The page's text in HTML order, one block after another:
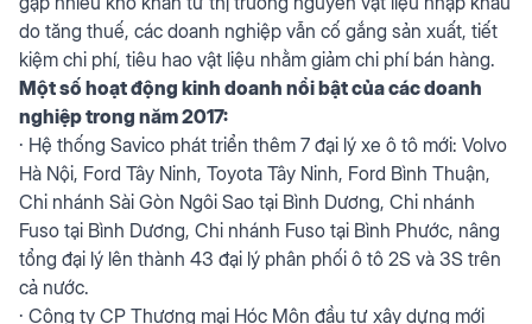
do tăng thuế, các doanh nghiệp vẫn cố gắng sản xuất, tiết
kiệm chi phí, tiêu hao vật liệu nhằm giảm chi phí bán hàng.
Một số hoạt động kinh doanh nổi bật của các doanh
nghiệp trong năm 2017:
· Hệ thống Savico phát triển thêm 7 đại lý xe ô tô mới: Volvo
Hà Nội, Ford Tây Ninh, Toyota Tây Ninh, Ford Bình Thuận,
Chi nhánh Sài Gòn Ngôi Sao tại Bình Dương, Chi nhánh
Fuso tại Bình Dương, Chi nhánh Fuso tại Bình Phước, nâng
tổng đại lý lên thành 43 đại lý phân phối ô tô 2S và 3S trên
cả nước.
· Công ty CP Thương mại Hóc Môn đầu tư xây dựng mới